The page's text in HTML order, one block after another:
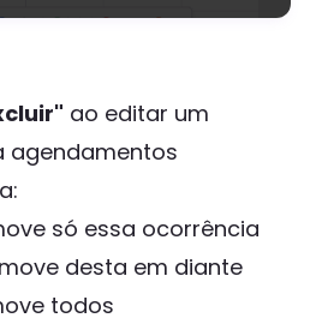
ao editar um
agendamentos
só essa ocorrência
desta em diante
todos